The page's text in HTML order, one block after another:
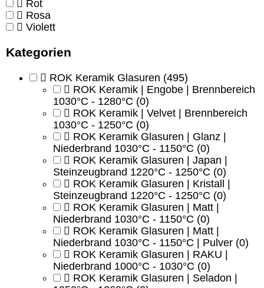
Rot
Rosa
Violett
Kategorien
ROK Keramik Glasuren (495)
ROK Keramik | Engobe | Brennbereich
1030°C - 1280°C (0)
ROK Keramik | Velvet | Brennbereich
1030°C - 1250°C (0)
ROK Keramik Glasuren | Glanz |
Niederbrand 1030°C - 1150°C (0)
ROK Keramik Glasuren | Japan |
Steinzeugbrand 1220°C - 1250°C (0)
ROK Keramik Glasuren | Kristall |
Steinzeugbrand 1220°C - 1250°C (0)
ROK Keramik Glasuren | Matt |
Niederbrand 1030°C - 1150°C (0)
ROK Keramik Glasuren | Matt |
Niederbrand 1030°C - 1150°C | Pulver (0)
ROK Keramik Glasuren | RAKU |
Niederbrand 1000°C - 1030°C (0)
ROK Keramik Glasuren | Seladon |